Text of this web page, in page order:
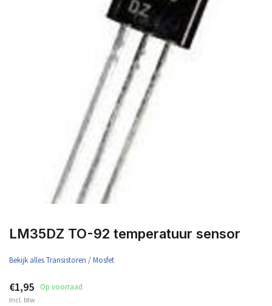
LM35DZ TO-92 temperatuur sensor
Bekijk alles Transistoren / Mosfet
€1,95 Op voorraad
Incl. btw